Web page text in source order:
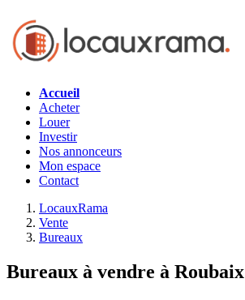
Accueil
Acheter
Louer
Investir
Nos annonceurs
Mon espace
Contact
LocauxRama
Vente
Bureaux
Bureaux à vendre à Roubaix